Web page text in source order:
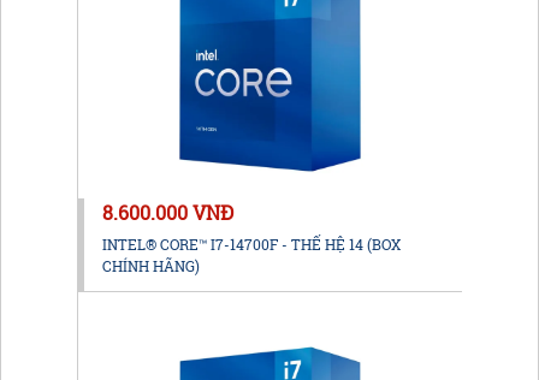
8.600.000 VNĐ
INTEL® CORE™ I7-14700F - THẾ HỆ 14 (BOX
CHÍNH HÃNG)